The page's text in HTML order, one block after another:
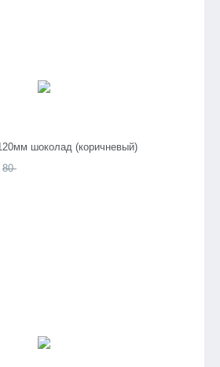
шоколад (коричневый)
80